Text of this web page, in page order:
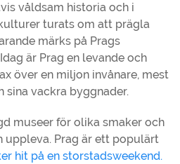
våldsam historia och i
turats om att prägla
märks på Prags
är Prag en levande och
över en miljon invånare, mest
sina vackra byggnader.
museer för olika smaker och
uppleva. Prag är ett populärt
hit på en storstadsweekend.